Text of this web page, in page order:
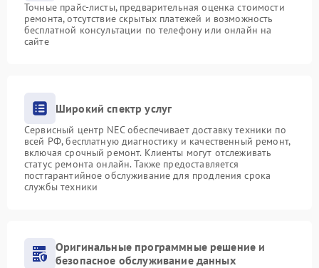
Точные прайс-листы, предварительная оценка стоимости
ремонта, отсутствие скрытых платежей и возможность
бесплатной консультации по телефону или онлайн на
сайте
Широкий спектр услуг
Сервисный центр NEC обеспечивает доставку техники по
всей РФ, бесплатную диагностику и качественный ремонт,
включая срочный ремонт. Клиенты могут отслеживать
статус ремонта онлайн. Также предоставляется
постгарантийное обслуживание для продления срока
службы техники
Оригинальные программные решение и
безопасное обслуживание данных